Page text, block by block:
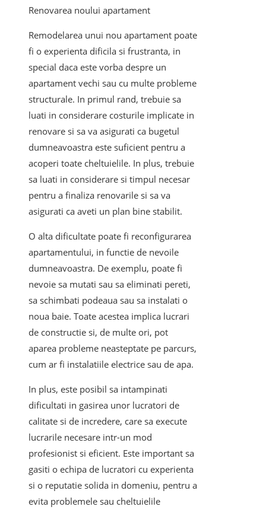
Renovarea noului apartament
Remodelarea unui nou apartament poate
fi o experienta dificila si frustranta, in
special daca este vorba despre un
apartament vechi sau cu multe probleme
structurale. In primul rand, trebuie sa
luati in considerare costurile implicate in
renovare si sa va asigurati ca bugetul
dumneavoastra este suficient pentru a
acoperi toate cheltuielile. In plus, trebuie
sa luati in considerare si timpul necesar
pentru a finaliza renovarile si sa va
asigurati ca aveti un plan bine stabilit.
O alta dificultate poate fi reconfigurarea
apartamentului, in functie de nevoile
dumneavoastra. De exemplu, poate fi
nevoie sa mutati sau sa eliminati pereti,
sa schimbati podeaua sau sa instalati o
noua baie. Toate acestea implica lucrari
de constructie si, de multe ori, pot
aparea probleme neasteptate pe parcurs,
cum ar fi instalatiile electrice sau de apa.
In plus, este posibil sa intampinati
dificultati in gasirea unor lucratori de
calitate si de incredere, care sa execute
lucrarile necesare intr-un mod
profesionist si eficient. Este important sa
gasiti o echipa de lucratori cu experienta
si o reputatie solida in domeniu, pentru a
evita problemele sau cheltuielile